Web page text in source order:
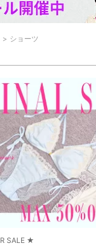
ショーツ
SALE ★